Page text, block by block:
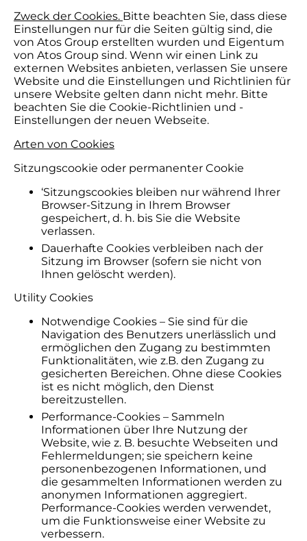
Zweck der Cookies. Bitte beachten Sie, dass diese
Einstellungen nur für die Seiten gültig sind, die
von Atos Group erstellten wurden und Eigentum
von Atos Group sind. Wenn wir einen Link zu
externen Websites anbieten, verlassen Sie unsere
Website und die Einstellungen und Richtlinien für
unsere Website gelten dann nicht mehr. Bitte
beachten Sie die Cookie-Richtlinien und -
Einstellungen der neuen Webseite.
Arten von Cookies
Sitzungscookie oder permanenter Cookie
‘Sitzungscookies bleiben nur während Ihrer
Browser-Sitzung in Ihrem Browser
gespeichert, d. h. bis Sie die Website
verlassen.
Dauerhafte Cookies verbleiben nach der
Sitzung im Browser (sofern sie nicht von
Ihnen gelöscht werden).
Utility Cookies
Notwendige Cookies – Sie sind für die
Navigation des Benutzers unerlässlich und
ermöglichen den Zugang zu bestimmten
Funktionalitäten, wie z.B. den Zugang zu
gesicherten Bereichen. Ohne diese Cookies
ist es nicht möglich, den Dienst
bereitzustellen.
Performance-Cookies – Sammeln
Informationen über Ihre Nutzung der
Website, wie z. B. besuchte Webseiten und
Fehlermeldungen; sie speichern keine
personenbezogenen Informationen, und
die gesammelten Informationen werden zu
anonymen Informationen aggregiert.
Performance-Cookies werden verwendet,
um die Funktionsweise einer Website zu
verbessern.